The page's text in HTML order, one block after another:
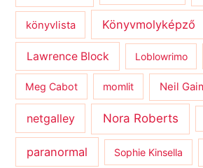
könyvlista Könyvmolyképző
Lawrence Block Loblowrimo
Meg Cabot momlit Neil
netgalley Nora Roberts
paranormal Sophie Kinsella